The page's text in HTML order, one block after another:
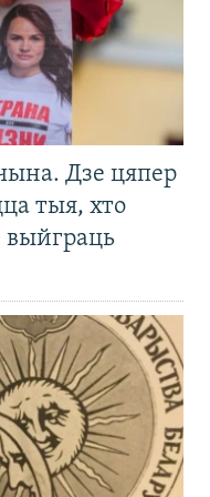
Дзе цяпер
тыя, хто
выйграць